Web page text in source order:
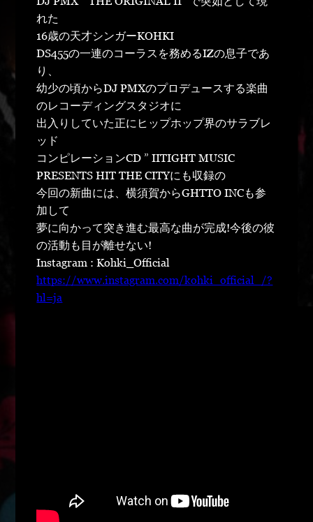
れた
16歳の天才シンガーKOHKI
DS455の一連のコーラスを務めるIZの息子であ
り、
幼少の頃からDJ PMXのプロデュースする楽曲
のレコーディングスタジオに
出入りしていた正にヒップホップ界のサラブレ
ッド
コンピレーションCD ” IITIGHT MUSIC
PRESENTS HIT THE CITYにも収録の
今回の新曲には、横須賀からGHTTO INCも参
加して
夢に向かって突き進む最高な曲が完成!今後の彼
の活動も目が離せない!
Instagram : Kohki_Official
https://www.instagram.com/kohki_official_/?
hl=ja